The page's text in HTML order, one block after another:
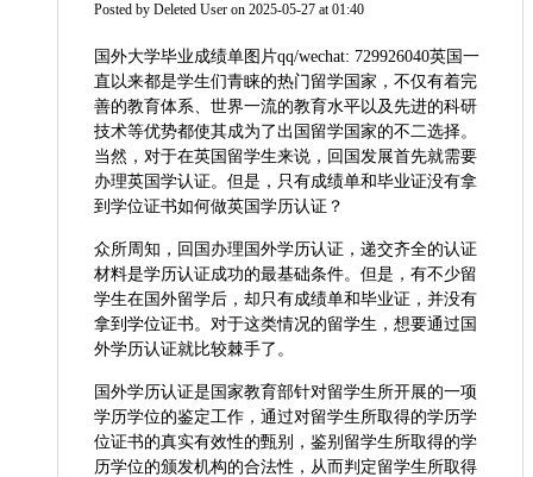
Posted by Deleted User on 2025-05-27 at 01:40
国外大学毕业成绩单图片qq/wechat: 729926040英国一
直以来都是学生们青睐的热门留学国家，不仅有着完
善的教育体系、世界一流的教育水平以及先进的科研
技术等优势都使其成为了出国留学国家的不二选择。
当然，对于在英国留学生来说，回国发展首先就需要
办理英国学认证。但是，只有成绩单和毕业证没有拿
到学位证书如何做英国学历认证？
众所周知，回国办理国外学历认证，递交齐全的认证
材料是学历认证成功的最基础条件。但是，有不少留
学生在国外留学后，却只有成绩单和毕业证，并没有
拿到学位证书。对于这类情况的留学生，想要通过国
外学历认证就比较棘手了。
国外学历认证是国家教育部针对留学生所开展的一项
学历学位的鉴定工作，通过对留学生所取得的学历学
位证书的真实有效性的甄别，鉴别留学生所取得的学
历学位的颁发机构的合法性，从而判定留学生所取得